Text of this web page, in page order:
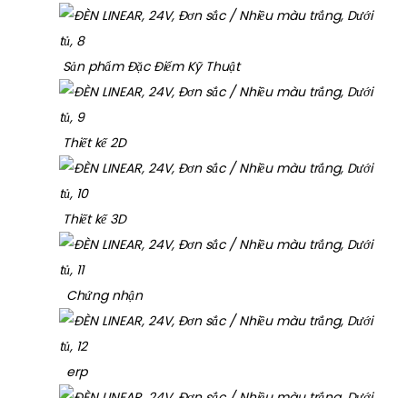
Sản phẩm Đặc Điểm Kỹ Thuật
Thiết kế 2D
Thiết kế 3D
Chứng nhận
erp